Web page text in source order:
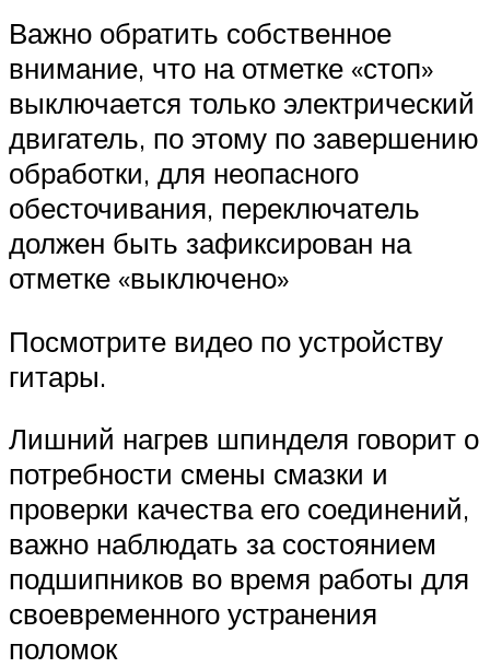
Важно обратить собственное
внимание, что на отметке «стоп»
выключается только электрический
двигатель, по этому по завершению
обработки, для неопасного
обесточивания, переключатель
должен быть зафиксирован на
отметке «выключено»
Посмотрите видео по устройству
гитары.
Лишний нагрев шпинделя говорит о
потребности смены смазки и
проверки качества его соединений,
важно наблюдать за состоянием
подшипников во время работы для
своевременного устранения
поломок